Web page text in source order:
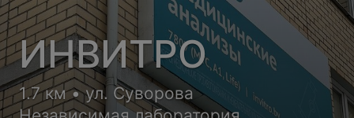
ИНВИТРО
1.7 км • ул. Суворова